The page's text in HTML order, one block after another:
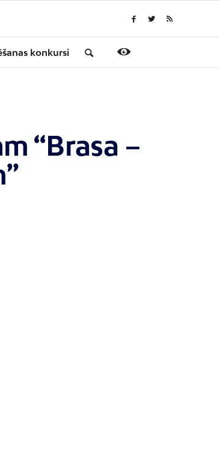
konkursi
“Brasa –